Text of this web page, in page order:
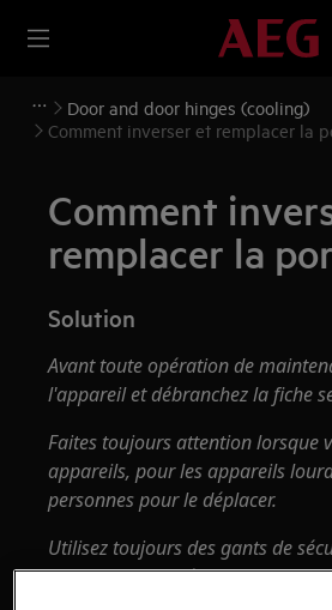
Door and door hinges (cooling)
Comment inverser et remplacer la
Comment
remplacer la
Solution
Avant toute opération de
l'appareil et débranchez la fiche
Faites toujours attention lorsque
appareils, pour les appareils
personnes pour le déplacer.
Utilisez toujours des gants de
chaussures fermées.